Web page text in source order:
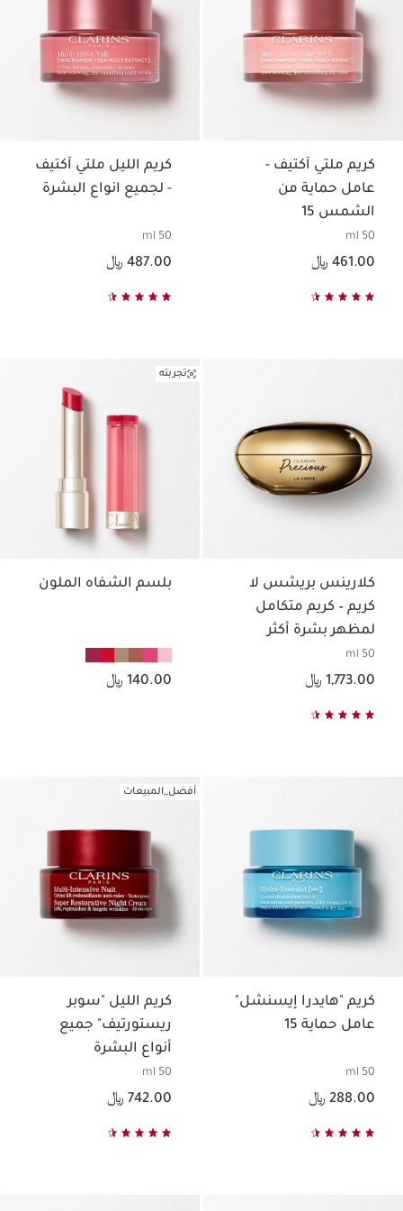
كريم ملتي آكتيف -
عامل حماية من
الشمس 15
50 ml
السعر الحالي هو 461.00 ﷼
461.00 ﷼
كريم الليل ملتي آكتيف
- لجميع انواع البشرة
50 ml
السعر الحالي هو 487.00 ﷼
487.00 ﷼
كلارينس بريشس لا
كريم – كريم متكامل
لمظهر بشرة أكثر
شبابًا يدوم
50 ml
السعر الحالي هو 1,773.00 ﷼
1,773.00 ﷼
تجربته
بلسم الشفاه الملون
السعر الحالي هو 140.00 ﷼
140.00 ﷼
كريم "هايدرا إيسنشل"
عامل حماية 15
50 ml
السعر الحالي هو 288.00 ﷼
288.00 ﷼
أفضل_المبيعات
كريم الليل "سوبر
ريستورتيف" جميع
أنواع البشرة
50 ml
السعر الحالي هو 742.00 ﷼
742.00 ﷼